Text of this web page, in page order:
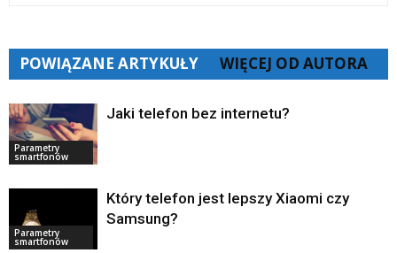
POWIĄZANE ARTYKUŁY WIĘCEJ OD AUTORA
Parametry
smartfonów
Jaki telefon bez internetu?
Parametry
smartfonów
Który telefon jest lepszy Xiaomi czy
Samsung?